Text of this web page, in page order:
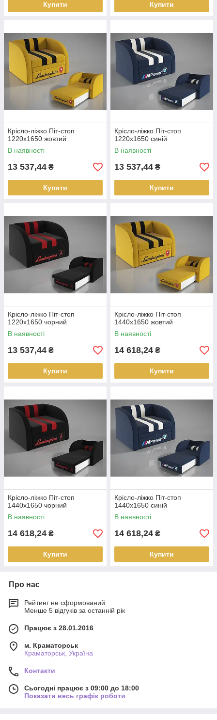
Купити Купити
Крісло-ліжко Піт-стоп
1220х1650 жовтий
В наявності
13 537,44 ₴
Купити
Крісло-ліжко Піт-стоп
1220х1650 синій
В наявності
13 537,44 ₴
Купити
Крісло-ліжко Піт-стоп
1220х1650 чорний
В наявності
13 537,44 ₴
Купити
Крісло-ліжко Піт-стоп
1440х1650 жовтий
В наявності
14 618,24 ₴
Купити
Крісло-ліжко Піт-стоп
1440х1650 чорний
В наявності
14 618,24 ₴
Купити
Крісло-ліжко Піт-стоп
1440х1650 синій
В наявності
14 618,24 ₴
Купити
Про нас
Рейтинг не сформований
Менше 5 відгуків за останній рік
Працює з 28.01.2016
м. Краматорськ
Краматорськ, Україна
Контакти
Сьогодні працює з 09:00 до 18:00
Показати весь графік роботи